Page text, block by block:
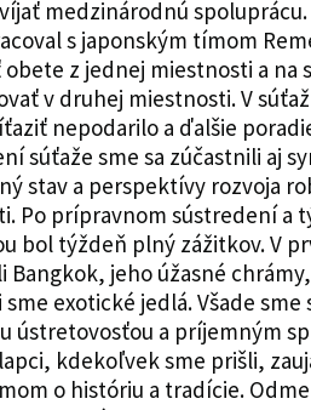
medzinárodnú
s japonským tímom
z jednej miestnosti a na
v druhej miestnosti. V
nepodarilo a ďalšie
súťaže sme sa zúčastnili aj
stav a perspektívy rozvoja
Po prípravnom sústredení a
bol týždeň plný zážitkov. V
Bangkok, jeho úžasné
exotické jedlá. Všade sme
ústretovosťou a príjemným
kdekoľvek sme prišli,
o históriu a tradície.